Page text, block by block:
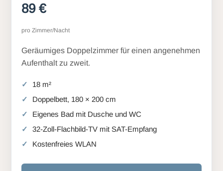
89 €
pro Zimmer/Nacht
Geräumiges Doppelzimmer für einen angenehmen
Aufenthalt zu zweit.
18 m²
Doppelbett, 180 × 200 cm
Eigenes Bad mit Dusche und WC
32-Zoll-Flachbild-TV mit SAT-Empfang
Kostenfreies WLAN